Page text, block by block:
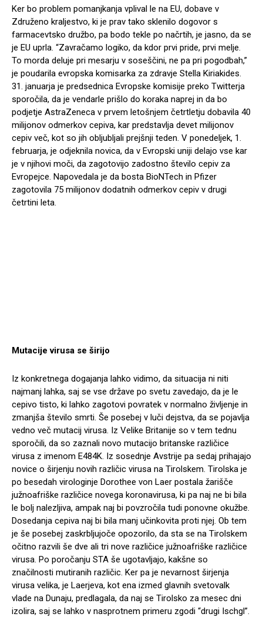
Ker bo problem pomanjkanja vplival le na EU, dobave v
Združeno kraljestvo, ki je prav tako sklenilo dogovor s
farmacevtsko družbo, pa bodo tekle po načrtih, je jasno, da se
je EU uprla. “Zavračamo logiko, da kdor prvi pride, prvi melje.
To morda deluje pri mesarju v soseščini, ne pa pri pogodbah,”
je poudarila evropska komisarka za zdravje Stella Kiriakides.
31. januarja je predsednica Evropske komisije preko Twitterja
sporočila, da je vendarle prišlo do koraka naprej in da bo
podjetje AstraZeneca v prvem letošnjem četrtletju dobavila 40
milijonov odmerkov cepiva, kar predstavlja devet milijonov
cepiv več, kot so jih obljubljali prejšnji teden. V ponedeljek, 1.
februarja, je odjeknila novica, da v Evropski uniji delajo vse kar
je v njihovi moči, da zagotovijo zadostno število cepiv za
Evropejce. Napovedala je da bosta BioNTech in Pfizer
zagotovila 75 milijonov dodatnih odmerkov cepiv v drugi
četrtini leta.
Mutacije virusa se širijo
Iz konkretnega dogajanja lahko vidimo, da situacija ni niti
najmanj lahka, saj se vse države po svetu zavedajo, da je le
cepivo tisto, ki lahko zagotovi povratek v normalno življenje in
zmanjša število smrti. Še posebej v luči dejstva, da se pojavlja
vedno več mutacij virusa. Iz Velike Britanije so v tem tednu
sporočili, da so zaznali novo mutacijo britanske različice
virusa z imenom E484K. Iz sosednje Avstrije pa sedaj prihajajo
novice o širjenju novih različic virusa na Tirolskem. Tirolska je
po besedah virologinje Dorothee von Laer postala žarišče
južnoafriške različice novega koronavirusa, ki pa naj ne bi bila
le bolj nalezljiva, ampak naj bi povzročila tudi ponovne okužbe.
Dosedanja cepiva naj bi bila manj učinkovita proti njej. Ob tem
je še posebej zaskrbljujoče opozorilo, da sta se na Tirolskem
očitno razvili še dve ali tri nove različice južnoafriške različice
virusa. Po poročanju STA še ugotavljajo, kakšne so
značilnosti mutiranih različic. Ker pa je nevarnost širjenja
virusa velika, je Laerjeva, kot ena izmed glavnih svetovalk
vlade na Dunaju, predlagala, da naj se Tirolsko za mesec dni
izolira, saj se lahko v nasprotnem primeru zgodi “drugi Ischgl”.